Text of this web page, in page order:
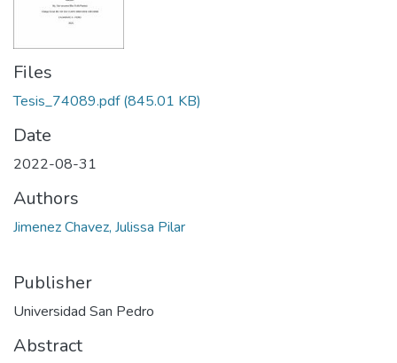
Files
Tesis_74089.pdf(845.01 KB)
Date
2022-08-31
Authors
Jimenez Chavez, Julissa Pilar
Publisher
Universidad San Pedro
Abstract